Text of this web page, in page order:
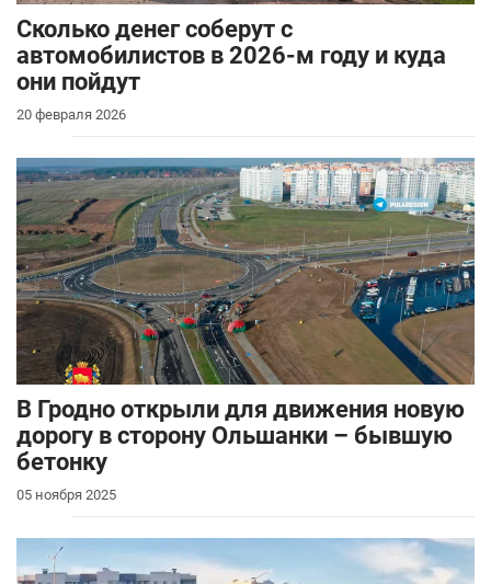
Сколько денег соберут с
автомобилистов в 2026-м году и куда
они пойдут
20 февраля 2026
В Гродно открыли для движения новую
дорогу в сторону Ольшанки – бывшую
бетонку
05 ноября 2025